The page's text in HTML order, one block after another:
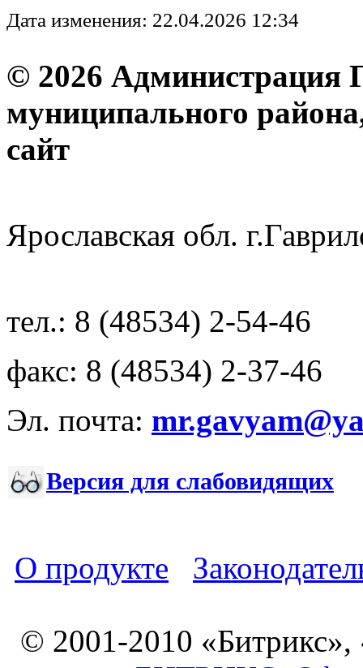
Дата изменения: 22.04.2026 12:34
© 2026 Администрация
муниципального
Ярославская обл.
тел.: 8 (48534) 2-54-46
факс: 8 (48534) 2-37-46
Эл. почта:
Версия для слабовидящих
О продукте
© 2001-2010 «Битрикс»,